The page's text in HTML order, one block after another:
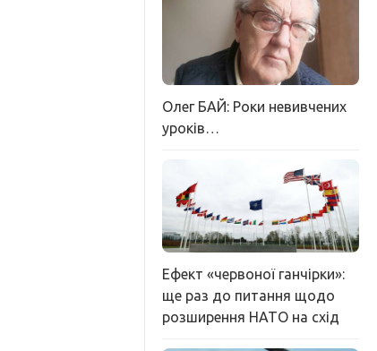
Олег БАЙ: Роки невивчених
уроків…
Ефект «червоної ганчірки»:
ще раз до питання щодо
розширення НАТО на схід